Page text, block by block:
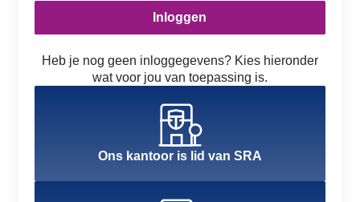
Inloggen
Heb je nog geen inloggegevens? Kies hieronder
wat voor jou van toepassing is.
Ons kantoor is lid van SRA